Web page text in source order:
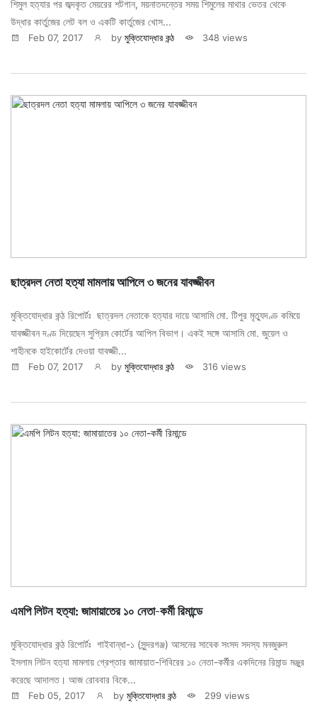
শিমুল হত্যার পর জব্দকৃত মেয়রের শটগান, ময়নাতদন্তের সময় শিমুলের মাথার ভেতর থেকে
উদ্ধার কার্তুজের লেট বল ও একটি কার্তুজের খোস...
Feb 07, 2017 by মুক্তিযোদ্ধার কন্ঠ 348 views
ছাত্রদল নেতা হত্যা মামলায় আপিলে ৩ জনের যাবজ্জীবন
মুক্তিযোদ্ধার কন্ঠ রিপোর্টঃ ছাত্রদল নেতাকে হত্যার দায়ে আসামি মো. টিপুর মৃত্যুদণ্ড কমিয়ে
যাবজ্জীবন দণ্ড দিয়েছেন সুপ্রিম কোর্টের আপিল বিভাগ। একই সঙ্গে আসামি মো. জুয়েল ও
শাহীনকে হাইকোর্টের দেওয়া যাবজ্জী...
Feb 07, 2017 by মুক্তিযোদ্ধার কন্ঠ 316 views
এমপি লিটন হত্যা: জামায়াতের ১০ নেতা-কর্মী রিমান্ডে
মুক্তিযোদ্ধার কন্ঠ রিপোর্টঃ গাইবান্ধা-১ (সুন্দরগঞ্জ) আসনের সাবেক সংসদ সদস্য মনজুরুল
ইসলাম লিটন হত্যা মামলায় গ্রেপ্তার জামায়াত-শিবিরের ১০ নেতা-কর্মীর একদিনের রিমান্ড মঞ্জুর
করেছে আদালত। আজ রোববার বিকে...
Feb 05, 2017 by মুক্তিযোদ্ধার কন্ঠ 299 views